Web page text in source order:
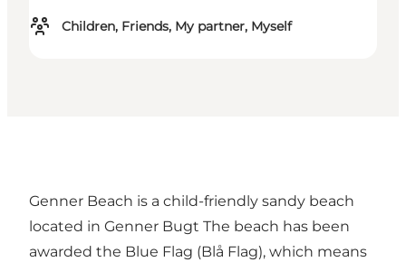
Children, Friends, My partner, Myself
Genner Beach is a child-friendly sandy beach
located in Genner Bugt The beach has been
awarded the Blue Flag (Blå Flag), which means